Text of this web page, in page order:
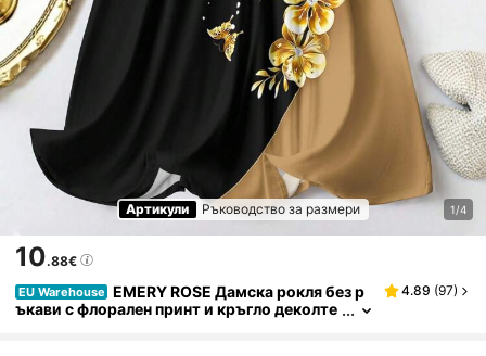
Артикули Ръководство за размери 1/4
10.88€
EU Warehouse EMERY ROSE Дамска рокля без р
ъкави с флорален принт и кръгло деколте
4.89 (97)